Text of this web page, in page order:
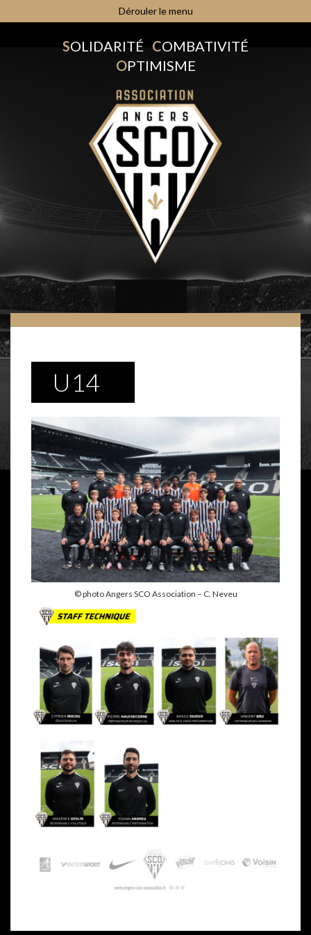
Dérouler le menu
SOLIDARITÉ COMBATIVITÉ
OPTIMISME
U14
© photo Angers SCO Association – C. Neveu